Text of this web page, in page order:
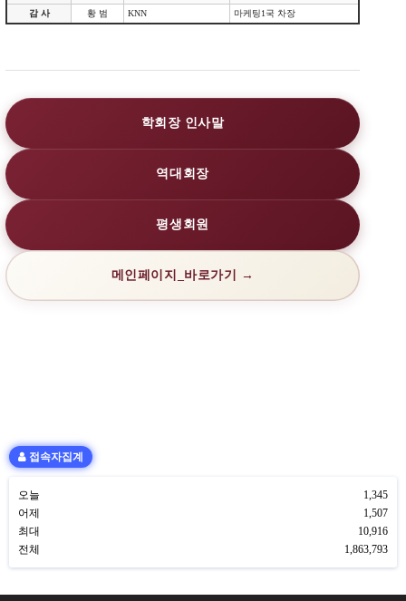
감 사
황 범 KNN 마케팅1국 차장
학회장 인사말
역대회장
평생회원
메인페이지_바로가기 →
접속자집계
오늘
1,345
어제
1,507
최대
10,916
전체
1,863,793